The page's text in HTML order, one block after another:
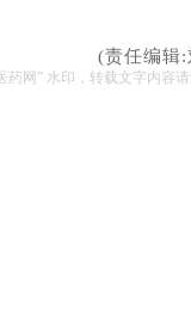
(责任编辑:
网” 水印，转载文字内容请